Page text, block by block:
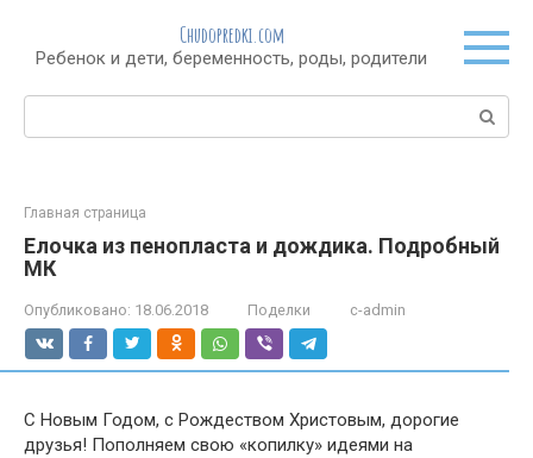
контенту
Chudopredki.com
Ребенок и дети, беременность, роды, родители
Поиск:
Главная страница
Елочка из пенопласта и дождика. Подробный
МК
Опубликовано: 18.06.2018 Поделки c-admin
С Новым Годом, с Рождеством Христовым, дорогие
друзья! Пополняем свою «копилку» идеями на